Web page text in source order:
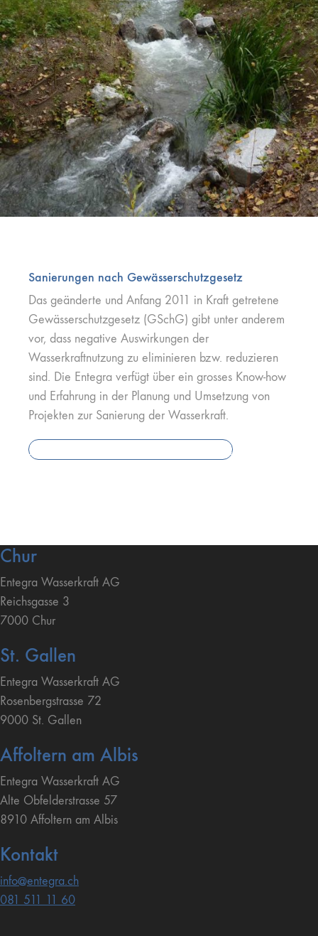
Sanierungen nach Gewässerschutzgesetz
Das geänderte und Anfang 2011 in Kraft getretene
Gewässerschutzgesetz (GSchG) gibt unter anderem
vor, dass negative Auswirkungen der
Wasserkraftnutzung zu eliminieren bzw. reduzieren
sind. Die Entegra verfügt über ein grosses Know-how
und Erfahrung in der Planung und Umsetzung von
Projekten zur Sanierung der Wasserkraft.
Sanierungen nach Gewässerschutzgesetz
Chur
Entegra Wasserkraft AG
Reichsgasse 3
7000 Chur
St. Gallen
Entegra Wasserkraft AG
Rosenbergstrasse 72
9000 St. Gallen
Affoltern am Albis
Entegra Wasserkraft AG
Alte Obfelderstrasse 57
8910 Affoltern am Albis
Kontakt
info@entegra.ch
081 511 11 60